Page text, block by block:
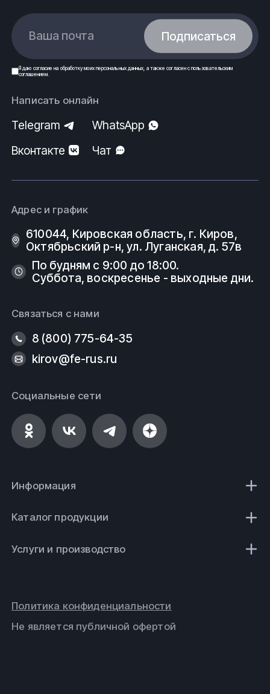
Ваша почта Подписаться
Я даю согласие на обработку моих персональных данных , а также согласен спользовательским
соглашением.
Написать онлайн
Telegram
WhatsApp
Вконтакте
Чат
Адрес и график
610044, Кировская область, г. Киров, ​
Октябрьский р-н, ​ул. Луганская, д. 57в
По будням с 9:00 до 18:00.
Суббота, воскресенье - выходные дни.
Связаться с нами
8 (800) 775-64-35
kirov@fe-rus.ru
Социальные сети
Информация
Каталог продукции
Услуги и производство
Не является публичной офертой
Политика конфиденциальности